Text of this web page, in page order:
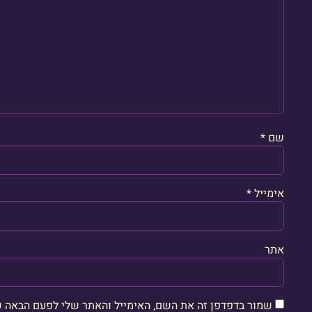
שם *
אימייל*
אתר
שמור בדפדפן זה את השם, האימייל והאתר שלי לפעם הבאה